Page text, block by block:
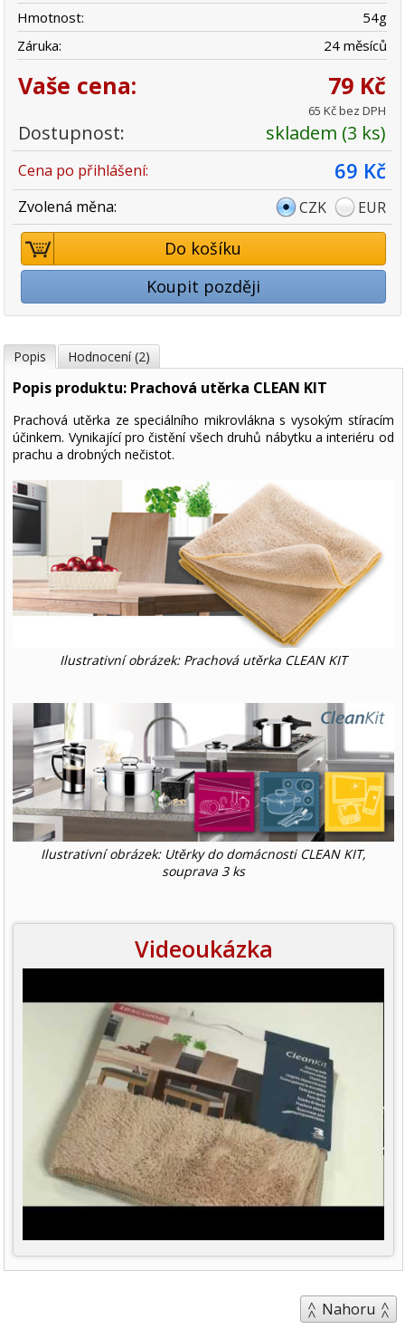
Hmotnost:
54g
Záruka:
24 měsíců
Vaše cena: 79 Kč
65 Kč bez DPH
Dostupnost: skladem (3 ks)
Cena po přihlášení: 69 Kč
Zvolená měna: CZK EUR
Do košíku
Koupit později
Popis Hodnocení (2)
Popis produktu: Prachová utěrka CLEAN KIT
Prachová utěrka ze speciálního mikrovlákna s vysokým stíracím
účinkem. Vynikající pro čistění všech druhů nábytku a interiéru od
prachu a drobných nečistot.
Ilustrativní obrázek: Prachová utěrka CLEAN KIT
Ilustrativní obrázek: Utěrky do domácnosti CLEAN KIT,
souprava 3 ks
Videoukázka
Nahoru